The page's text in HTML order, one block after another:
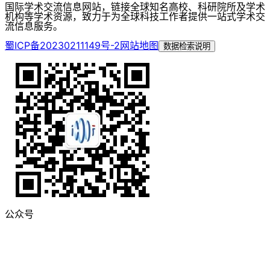
国际学术交流信息网站，链接全球知名高校、科研院所及学术
机构等学术资源，致力于为全球科技工作者提供一站式学术交
流信息服务。
蜀ICP备20230211149号-2网站地图 数据检索说明
公众号